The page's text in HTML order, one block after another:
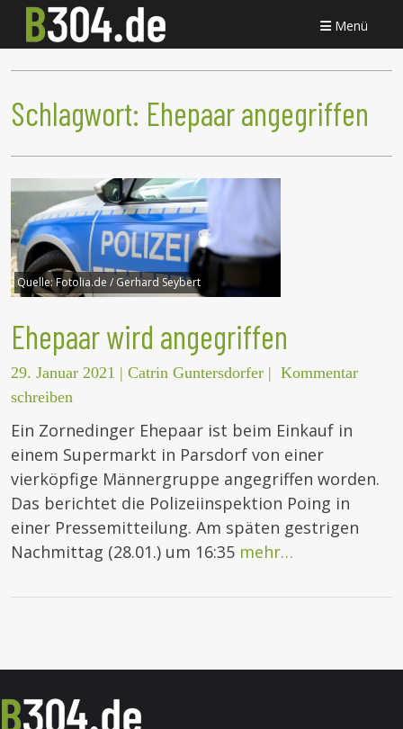
Menü
Schlagwort: Ehepaar angegriffen
Quelle:Fotolia.de / Gerhard Seybert
Ehepaar wird angegriffen
29. Januar 2021 | Catrin Guntersdorfer | Kommentar
schreiben
Ein Zornedinger Ehepaar ist beim Einkauf in
einem Supermarkt in Parsdorf von einer
vierköpfige Männergruppe angegriffen worden.
Das berichtet die Polizeiinspektion Poing in
einer Pressemitteilung. Am späten gestrigen
Nachmittag (28.01.) um 16:35 mehr…